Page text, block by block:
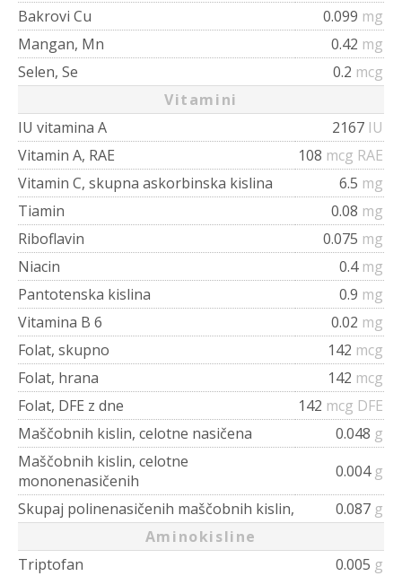
Bakrovi Cu
0.099 mg
Mangan, Mn
0.42 mg
Selen, Se
0.2 mcg
Vitamini
IU vitamina A
2167 IU
Vitamin A, RAE
108 mcg RAE
Vitamin C, skupna askorbinska kislina
6.5 mg
Tiamin
0.08 mg
Riboflavin
0.075 mg
Niacin
0.4 mg
Pantotenska kislina
0.9 mg
Vitamina B 6
0.02 mg
Folat, skupno
142 mcg
Folat, hrana
142 mcg
Folat, DFE z dne
142 mcg DFE
Maščobnih kislin, celotne nasičena
0.048 g
Maščobnih kislin, celotne
mononenasičenih
0.004 g
Skupaj polinenasičenih maščobnih kislin,
0.087 g
Aminokisline
Triptofan
0.005 g